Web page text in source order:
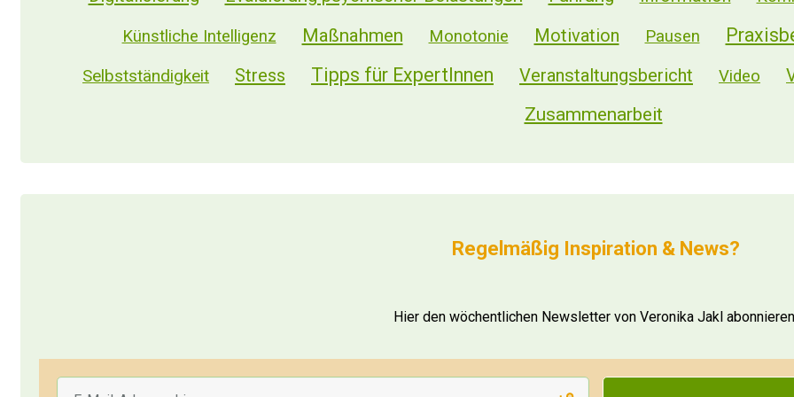
Die beste Kalkulation ist die Misch-Kalkulation zwischen Zeit gegen Geld und Paketpreisen.
Vom Umsatz her schneidet der Themenbereich "Arbeitssicherheit" am besten ab.
Rechnen seltener Paketpreise ab oder nach erlangten Resultaten
Verkaufen weniger nach Vorträgen/Workshops/Events
Künstliche Intelligenz Maßnahmen Monotonie Motivation Pausen
Selbstständigkeit Stress Tipps für ExpertInnen Veranstaltungsbericht Video
Zusammenarbeit
Regelmäßig Inspiration & News?
Hier den wöchentlichen Newsletter von Veronika Jakl